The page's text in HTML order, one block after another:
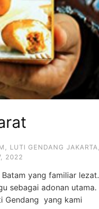
LUTI GENDANG JAKARTA
2022
yang familiar lezat.
sebagai adonan utama.
Gendang yang kami